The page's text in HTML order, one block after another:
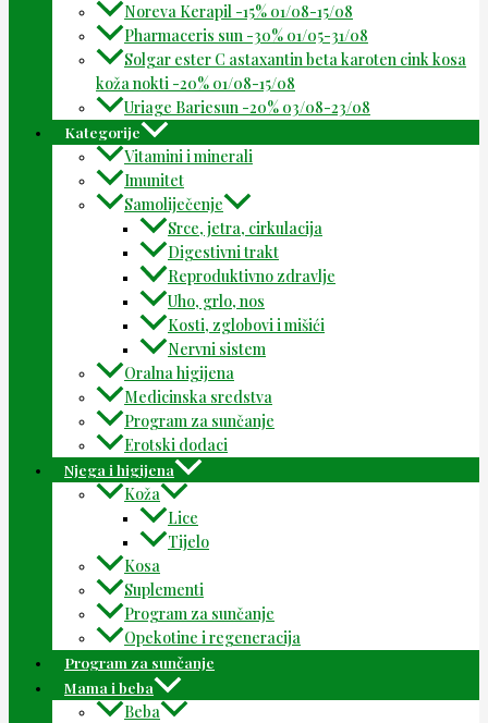
Noreva Kerapil -15% 01/08-15/08
Pharmaceris sun -30% 01/05-31/08
Solgar ester C astaxantin beta karoten cink kosa
koža nokti -20% 01/08-15/08
Uriage Bariesun -20% 03/08-23/08
Kategorije
Vitamini i minerali
Imunitet
Samoliječenje
Srce, jetra, cirkulacija
Digestivni trakt
Reproduktivno zdravlje
Uho, grlo, nos
Kosti, zglobovi i mišići
Nervni sistem
Oralna higijena
Medicinska sredstva
Program za sunčanje
Erotski dodaci
Njega i higijena
Koža
Lice
Tijelo
Kosa
Suplementi
Program za sunčanje
Opekotine i regeneracija
Program za sunčanje
Mama i beba
Beba